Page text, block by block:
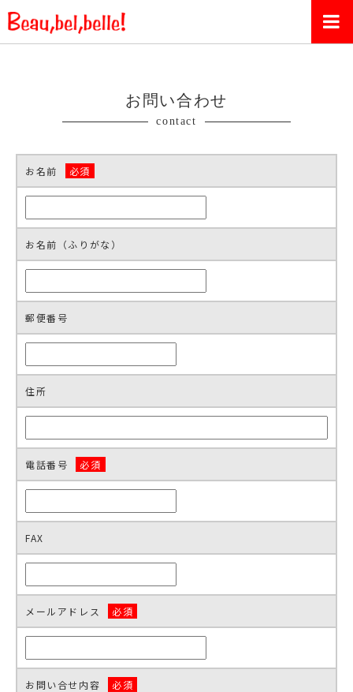
お問い合わせ
contact
お名前 必須
お名前（ふりがな）
郵便番号
住所
電話番号 必須
FAX
メールアドレス 必須
お問い合せ内容 必須